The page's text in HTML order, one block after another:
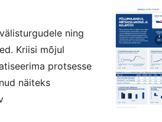
ning
Kriisi mõjul
protsesse
näiteks